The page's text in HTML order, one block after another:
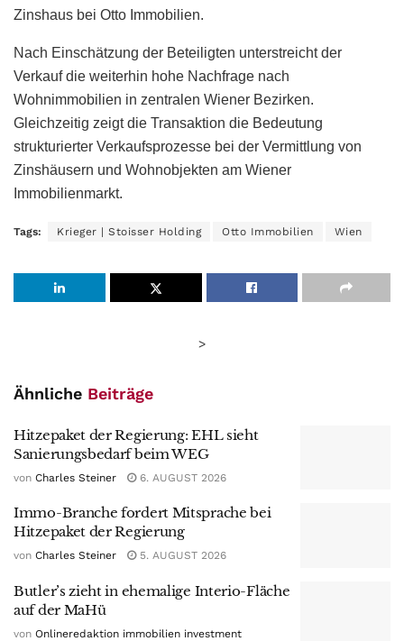
Zinshaus bei Otto Immobilien.
Nach Einschätzung der Beteiligten unterstreicht der
Verkauf die weiterhin hohe Nachfrage nach
Wohnimmobilien in zentralen Wiener Bezirken.
Gleichzeitig zeigt die Transaktion die Bedeutung
strukturierter Verkaufsprozesse bei der Vermittlung von
Zinshäusern und Wohnobjekten am Wiener
Immobilienmarkt.
Tags: Krieger | Stoisser Holding Otto Immobilien Wien
>
Ähnliche Beiträge
Hitzepaket der Regierung: EHL sieht
Sanierungsbedarf beim WEG
von Charles Steiner 6. AUGUST 2026
Immo-Branche fordert Mitsprache bei
Hitzepaket der Regierung
von Charles Steiner 5. AUGUST 2026
Butler’s zieht in ehemalige Interio-Fläche
auf der MaHü
von Onlineredaktion immobilien investment